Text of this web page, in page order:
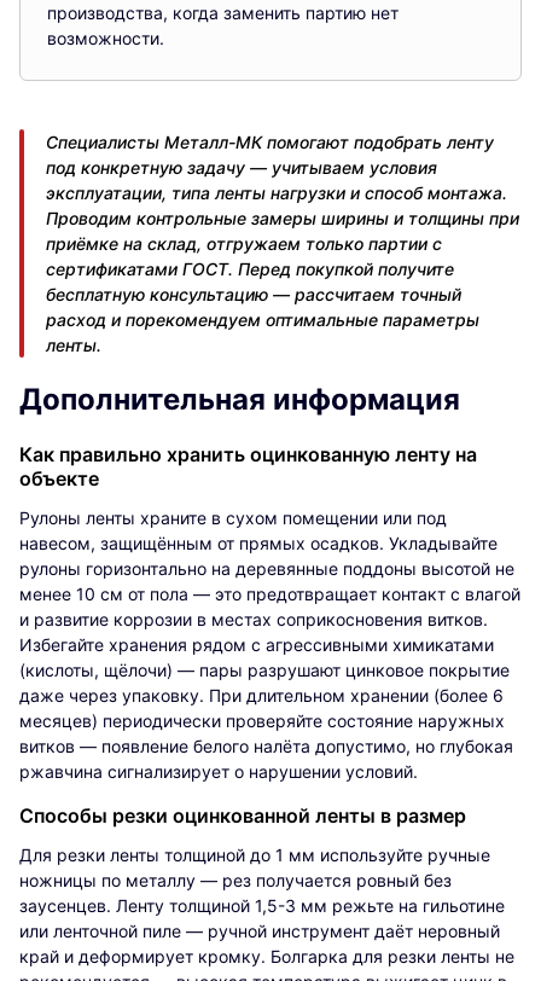
производства, когда заменить партию нет
возможности.
Специалисты Металл-МК помогают подобрать ленту
под конкретную задачу — учитываем условия
эксплуатации, типа ленты нагрузки и способ монтажа.
Проводим контрольные замеры ширины и толщины при
приёмке на склад, отгружаем только партии с
сертификатами ГОСТ. Перед покупкой получите
бесплатную консультацию — рассчитаем точный
расход и порекомендуем оптимальные параметры
ленты.
Дополнительная информация
Как правильно хранить оцинкованную ленту на
объекте
Рулоны ленты храните в сухом помещении или под
навесом, защищённым от прямых осадков. Укладывайте
рулоны горизонтально на деревянные поддоны высотой не
менее 10 см от пола — это предотвращает контакт с влагой
и развитие коррозии в местах соприкосновения витков.
Избегайте хранения рядом с агрессивными химикатами
(кислоты, щёлочи) — пары разрушают цинковое покрытие
даже через упаковку. При длительном хранении (более 6
месяцев) периодически проверяйте состояние наружных
витков — появление белого налёта допустимо, но глубокая
ржавчина сигнализирует о нарушении условий.
Способы резки оцинкованной ленты в размер
Для резки ленты толщиной до 1 мм используйте ручные
ножницы по металлу — рез получается ровный без
заусенцев. Ленту толщиной 1,5-3 мм режьте на гильотине
или ленточной пиле — ручной инструмент даёт неровный
край и деформирует кромку. Болгарка для резки ленты не